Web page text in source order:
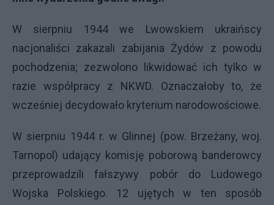
W sierpniu 1944 we Lwowskiem ukraińscy
nacjonaliści zakazali zabijania Żydów z powodu
pochodzenia; zezwolono likwidować ich tylko w
razie współpracy z NKWD. Oznaczałoby to, że
wcześniej decydowało kryterium narodowościowe.
W sierpniu 1944 r. w Glinnej (pow. Brzeżany, woj.
Tarnopol) udający komisję poborową banderowcy
przeprowadzili fałszywy pobór do Ludowego
Wojska Polskiego. 12 ujętych w ten sposób